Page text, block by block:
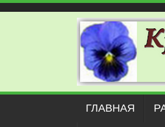
Наверх
ГЛАВНАЯ